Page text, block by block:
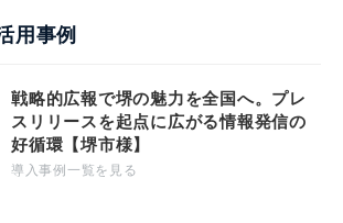
用事例
戦略的広報で堺の魅力を全国へ。プレ
スリリースを起点に広がる情報発信の
好循環【堺市様】
導入事例一覧を見る